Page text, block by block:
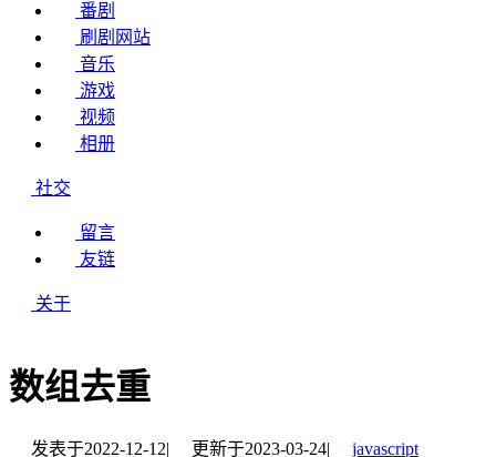
番剧
刷剧网站
音乐
游戏
视频
相册
社交
留言
友链
关于
数组去重
发表于2022-12-12| 更新于2023-03-24|
javascript